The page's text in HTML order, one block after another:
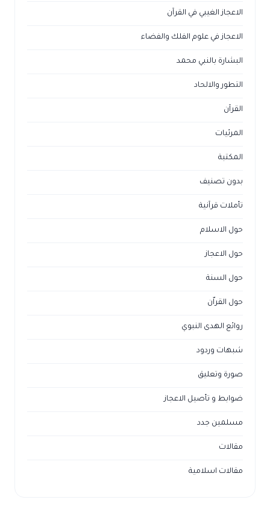
الاعجاز الغيبي في القرآن
الاعجاز في علوم الفلك والفضاء
البشارة بالنبي محمد
التطور والالحاد
القرآن
المرئيات
المكتبة
بدون تصنيف
تأملات قرآنية
حول الاسلام
حول الاعجاز
حول السنة
حول القراّن
روائع الهدى النبوي
شبهات وردود
صورة وتعليق
ضوابط و تأصيل الاعجاز
مسلمين جدد
مقالات
مقالات اسلامية